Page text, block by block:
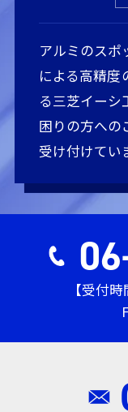
アルミのスポ
による高精度
る三芝イーシ
困りの方への
受け付けてい
【受付